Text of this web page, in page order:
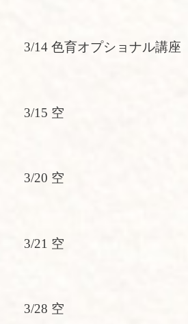
3/14 色育オプショナル講座
3/15 空
3/20 空
3/21 空
3/28 空